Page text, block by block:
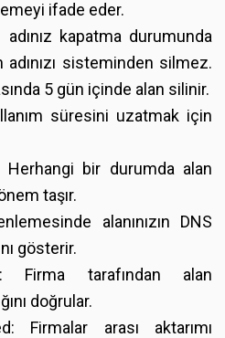
ifade eder.
kapatma durumunda
sisteminden silmez.
5 gün içinde alan silinir.
süresini uzatmak için
Herhangi bir durumda alan
taşır.
alanınızın DNS
gösterir.
Firma tarafından alan
doğrular.
Firmalar arası aktarımı